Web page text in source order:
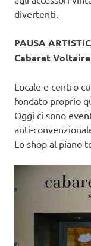
divertenti.
PAUSA
Cabaret Voltaire
Locale e centro
fondato proprio
Oggi ci sono
anti-
Lo shop al piano